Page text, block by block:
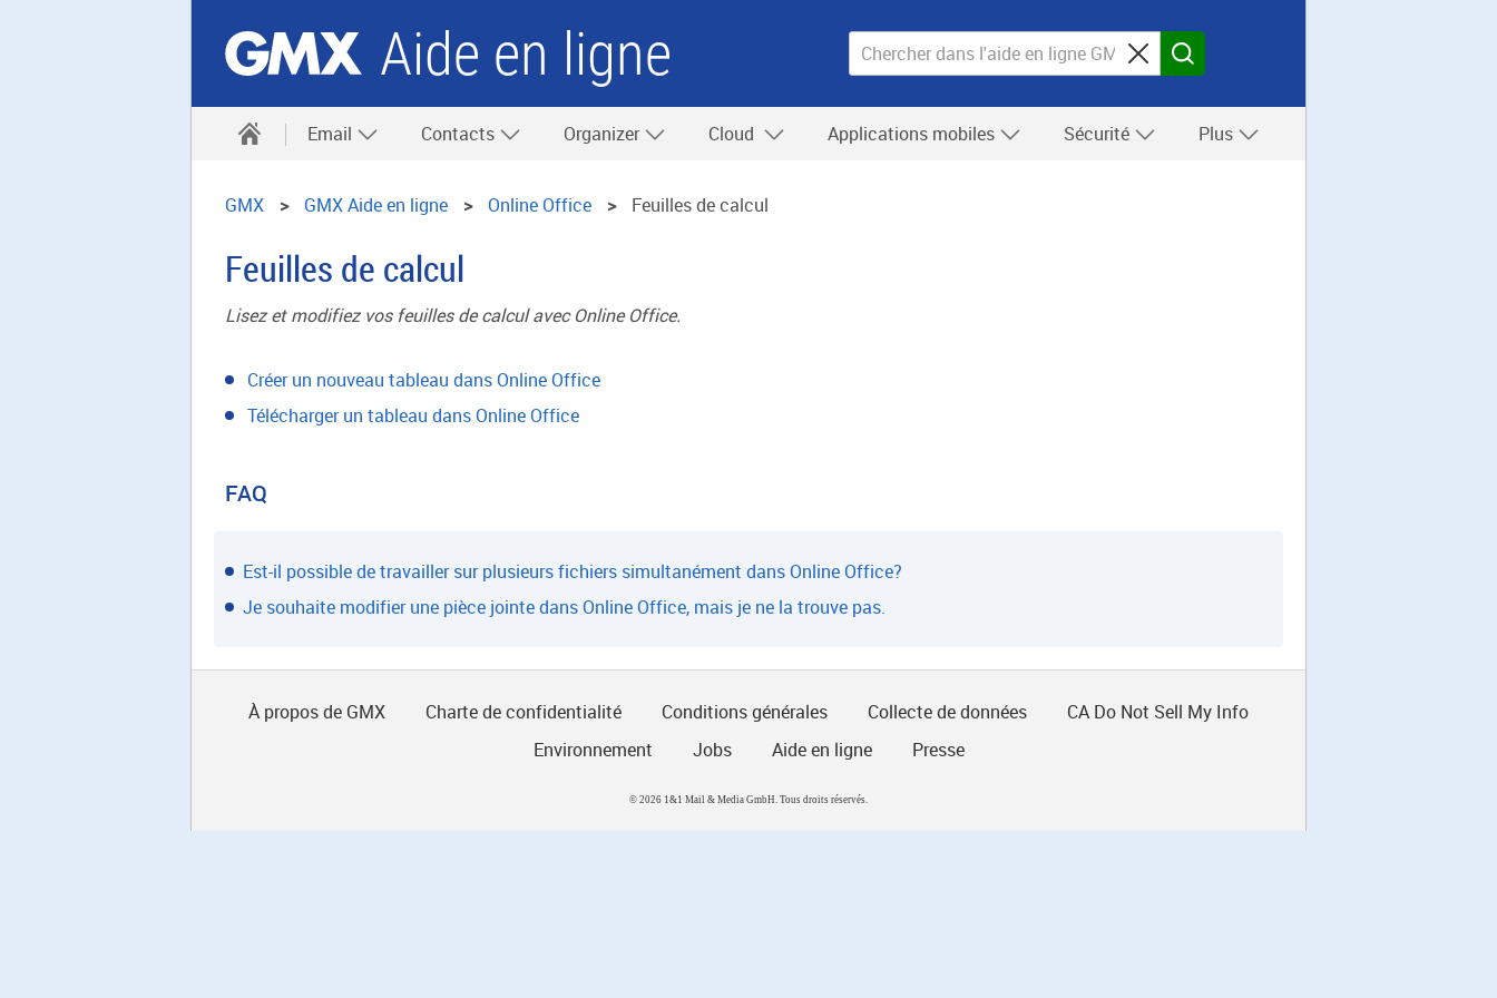
Aide en ligne
Email Contacts Organizer Cloud Applications mobiles Sécurité Plus
GMX GMX Aide en ligne Online Office Feuilles de calcul
Feuilles de calcul
Lisez et modifiez vos feuilles de calcul avec Online Office.
Créer un nouveau tableau dans Online Office
Télécharger un tableau dans Online Office
FAQ
Est-il possible de travailler sur plusieurs fichiers simultanément dans Online Office?
Je souhaite modifier une pièce jointe dans Online Office, mais je ne la trouve pas.
À propos de GMX Charte de confidentialité Conditions générales Collecte de données
CA Do Not Sell My Info
Environnement
Jobs Aide en ligne Presse
© 2026 1&1 Mail & Media GmbH. Tous droits réservés.